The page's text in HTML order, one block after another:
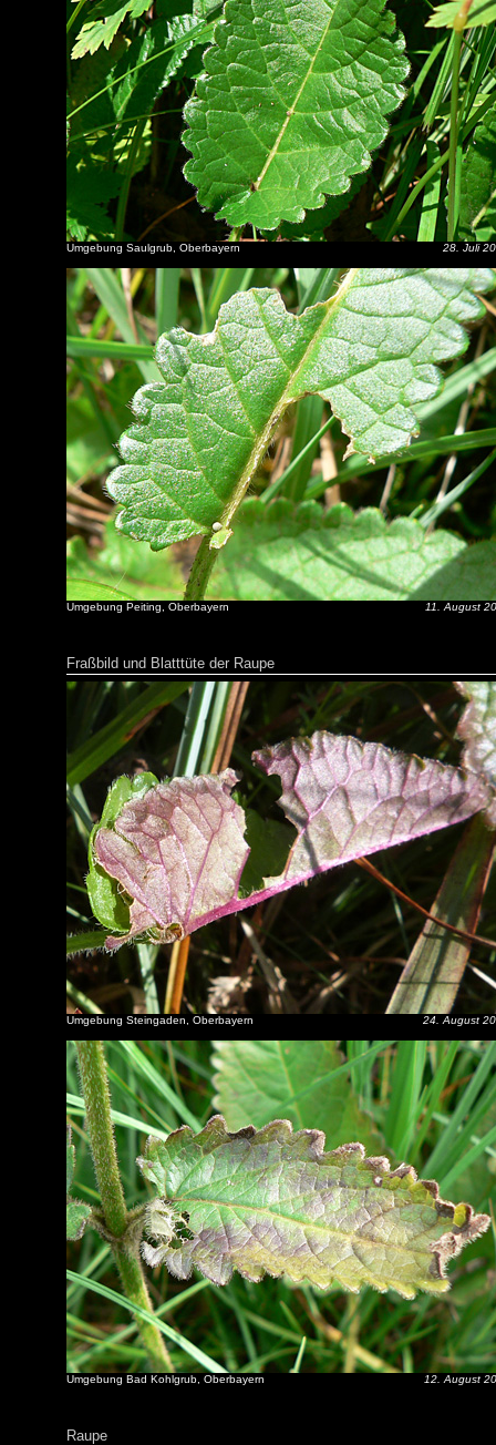
Umgebung Saulgrub, Oberbayern 28. Juli
Umgebung Peiting, Oberbayern 11. August
Fraßbild und Blatttüte der Raupe
Umgebung Steingaden, Oberbayern 24. August
Umgebung Bad Kohlgrub, Oberbayern 12. August
Raupe